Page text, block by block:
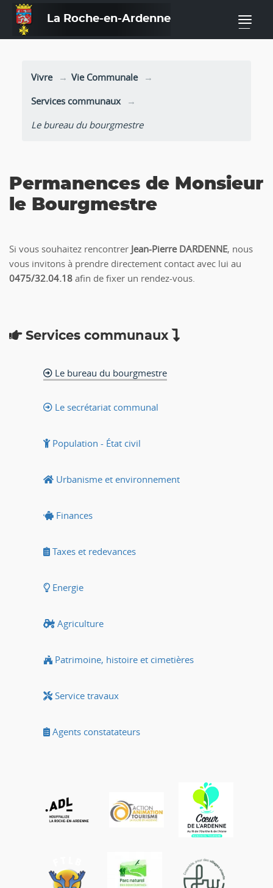
La Roche-en-Ardenne —
Vivre
Vie Communale
Services communaux
Le bureau du bourgmestre
Permanences de Monsieur
le Bourgmestre
Si vous souhaitez rencontrer Jean-Pierre DARDENNE, nous
vous invitons à prendre directement contact avec lui au
0475/32.04.18 afin de fixer un rendez-vous.
Services communaux
Le bureau du bourgmestre
Le secrétariat communal
Population - État civil
Urbanisme et environnement
Finances
Taxes et redevances
Energie
Agriculture
Patrimoine, histoire et cimetières
Service travaux
Agents constatateurs